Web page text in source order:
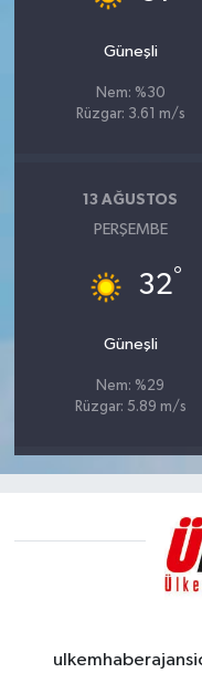
Güneşli
Nem: %30
Rüzgar: 3.61 m/s
13 AĞUSTOS
PERŞEMBE
32°
Güneşli
Nem: %29
Rüzgar: 5.89 m/s